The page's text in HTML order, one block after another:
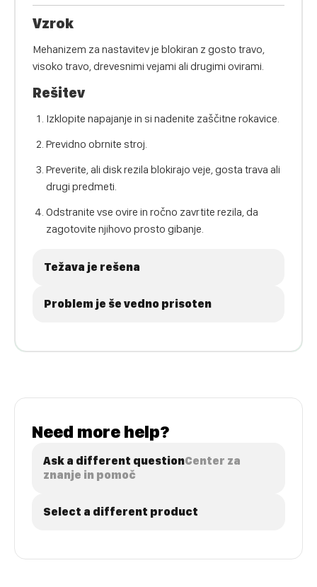
Vzrok
Mehanizem za nastavitev je blokiran z gosto travo,
visoko travo, drevesnimi vejami ali drugimi ovirami.
Rešitev
Izklopite napajanje in si nadenite zaščitne rokavice.
Previdno obrnite stroj.
Preverite, ali disk rezila blokirajo veje, gosta trava ali
drugi predmeti.
Odstranite vse ovire in ročno zavrtite rezila, da
zagotovite njihovo prosto gibanje.
Težava je rešena
Problem je še vedno prisoten
Need more help?
Ask a different questionCenter za
znanje in pomoč
Select a different product